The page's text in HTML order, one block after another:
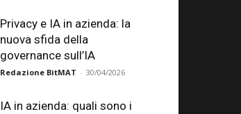
Privacy e IA in azienda: la
nuova sfida della
governance sull’IA
Redazione BitMAT - 30/04/2026
IA in azienda: quali sono i